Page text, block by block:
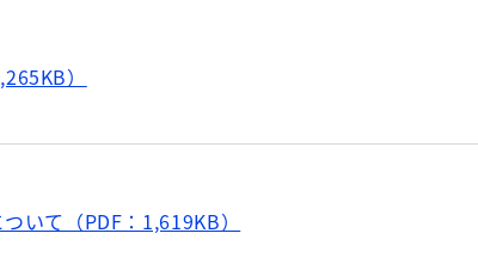
）
いて（PDF：1,619KB）